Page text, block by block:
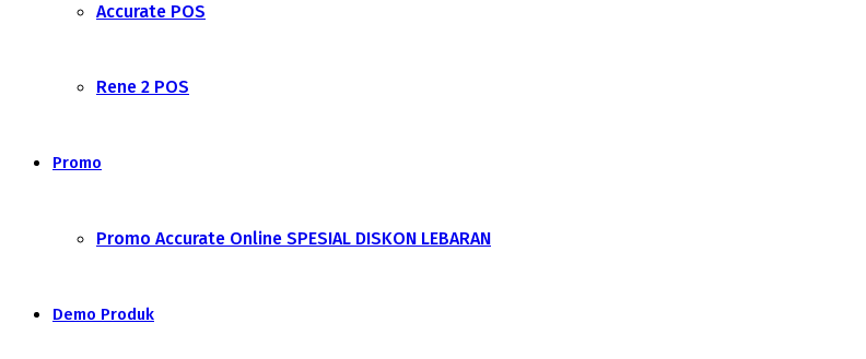
Accurate POS
Rene 2 POS
Promo
Promo Accurate Online SPESIAL DISKON LEBARAN
Demo Produk